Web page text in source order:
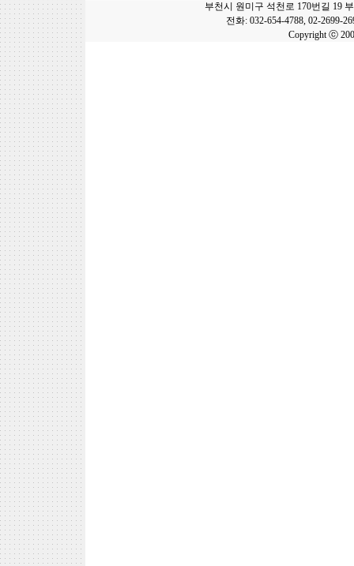
부천시 원미구 석천로 170번길 19
전화: 032-654-4788, 02-2699-
Copyright ⓒ